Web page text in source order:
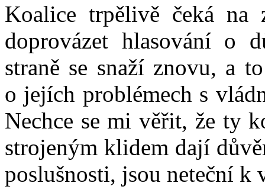
Koalice trpělivě čeká na
doprovázet hlasování o
straně se snaží znovu, a
o jejích problémech s
Nechce se mi věřit, že ty
strojeným klidem dají
poslušnosti, jsou neteční